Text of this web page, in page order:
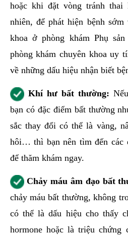
hoặc khi đặt vòng tránh
nhiên, để phát hiện bệnh
khoa ở phòng khám Phụ
phòng khám chuyên khoa uy
về những dấu hiệu nhận biết
Khí hư bất thường:
bạn có đặc điểm bất thường
sắc thay đổi có thể là vàng,
hôi… thì bạn nên tìm đến các
để thăm khám ngay.
Chảy máu âm đạo bất
chảy máu bất thường, không
có thể là dấu hiệu cho thấy
hormone hoặc là triệu chứng